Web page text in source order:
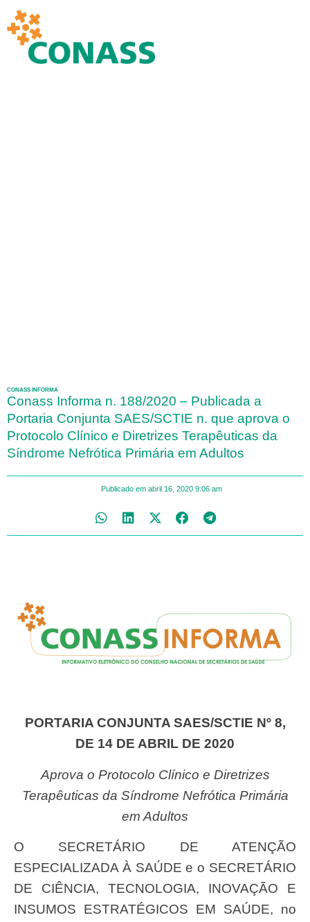
CONASS INFORMA
Conass Informa n. 188/2020 – Publicada a
Portaria Conjunta SAES/SCTIE n. que aprova o
Protocolo Clínico e Diretrizes Terapêuticas da
Síndrome Nefrótica Primária em Adultos
Publicado em abril 16, 2020 9:06 am
PORTARIA CONJUNTA SAES/SCTIE Nº 8,
DE 14 DE ABRIL DE 2020
Aprova o Protocolo Clínico e Diretrizes
Terapêuticas da Síndrome Nefrótica Primária
em Adultos
O SECRETÁRIO DE ATENÇÃO
ESPECIALIZADA À SAÚDE e o SECRETÁRIO
DE CIÊNCIA, TECNOLOGIA, INOVAÇÃO E
INSUMOS ESTRATÉGICOS EM SAÚDE, no